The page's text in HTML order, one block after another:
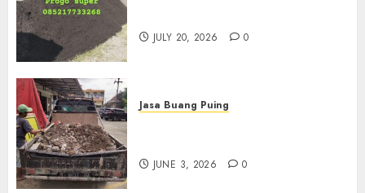
JULY 20, 2026 0
Jasa Buang Puing
JUNE 3, 2026 0